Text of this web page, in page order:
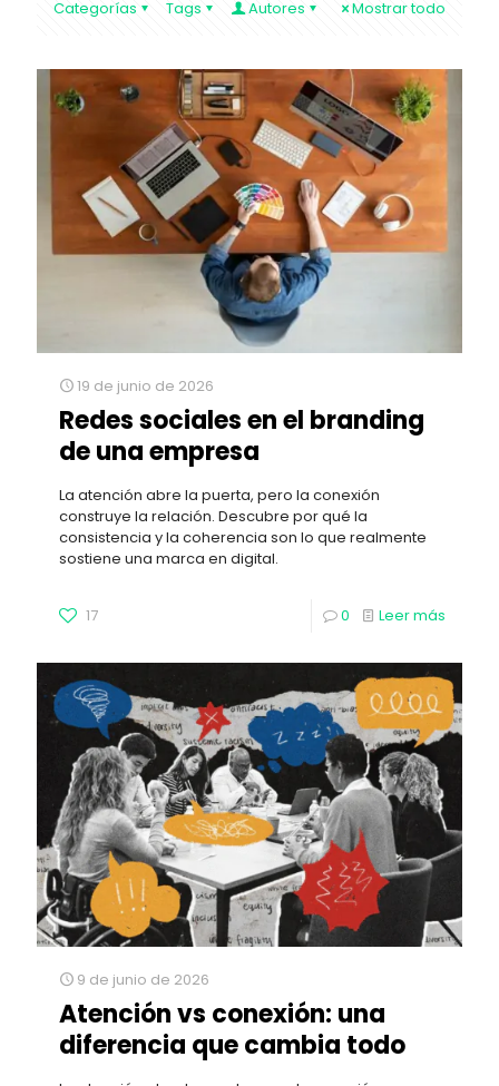
Categorías Tags Autores Mostrar todo
19 de junio de 2026
Redes sociales en el branding
de una empresa
La atención abre la puerta, pero la conexión
construye la relación. Descubre por qué la
consistencia y la coherencia son lo que realmente
sostiene una marca en digital.
17 0 Leer más
9 de junio de 2026
Atención vs conexión: una
diferencia que cambia todo